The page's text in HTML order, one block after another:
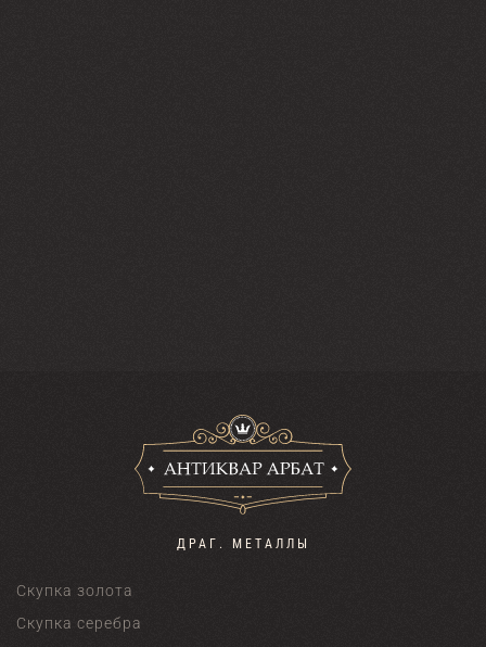
ДРАГ. МЕТАЛЛЫ
Скупка золота
Скупка серебра